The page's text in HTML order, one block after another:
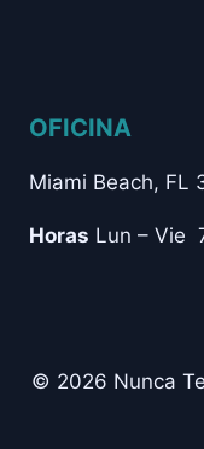
OFICINA
Miami Beach, FL
Horas Lun – Vie
© 2026 Nunca